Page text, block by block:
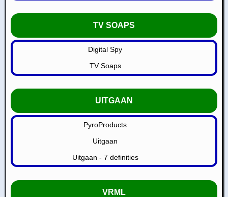
TV SOAPS
Digital Spy
TV Soaps
UITGAAN
PyroProducts
Uitgaan
Uitgaan - 7 definities
VRML